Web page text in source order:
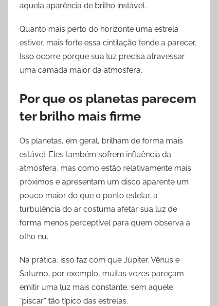
aquela aparência de brilho instável.
Quanto mais perto do horizonte uma estrela
estiver, mais forte essa cintilação tende a parecer.
Isso ocorre porque sua luz precisa atravessar
uma camada maior da atmosfera.
Por que os planetas parecem
ter brilho mais firme
Os planetas, em geral, brilham de forma mais
estável. Eles também sofrem influência da
atmosfera, mas como estão relativamente mais
próximos e apresentam um disco aparente um
pouco maior do que o ponto estelar, a
turbulência do ar costuma afetar sua luz de
forma menos perceptível para quem observa a
olho nu.
Na prática, isso faz com que Júpiter, Vênus e
Saturno, por exemplo, muitas vezes pareçam
emitir uma luz mais constante, sem aquele
“piscar” tão típico das estrelas.